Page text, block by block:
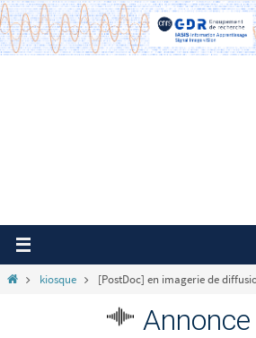
Passer
vers
le
Homekiosque [PostDoc] en imagerie de
Annonce